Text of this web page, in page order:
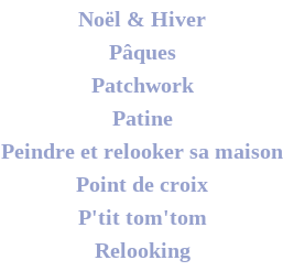
Noël & Hiver
Pâques
Patchwork
Patine
Peindre et relooker sa maison
Point de croix
P'tit tom'tom
Relooking